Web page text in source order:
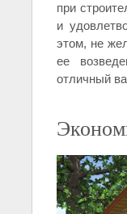
при
и
этом, не
ее
отличный